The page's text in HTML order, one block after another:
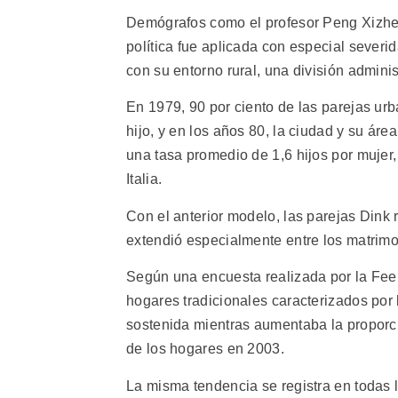
Demógrafos como el profesor Peng
política fue aplicada con especial
con su entorno rural, una división
En 1979, 90 por ciento de las parejas
hijo, y en los años 80, la ciudad y su
una tasa promedio de 1,6 hijos por
Italia.
Con el anterior modelo, las parejas Dink
extendió especialmente entre los
Según una encuesta realizada por la
hogares tradicionales caracterizados
sostenida mientras aumentaba la
de los hogares en 2003.
La misma tendencia se registra en